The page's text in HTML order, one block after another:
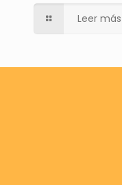
Leer más